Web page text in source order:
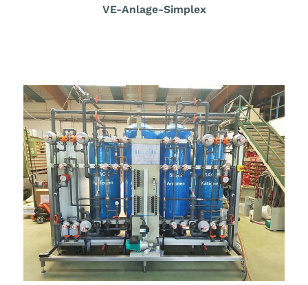
VE-Anlage-Simplex